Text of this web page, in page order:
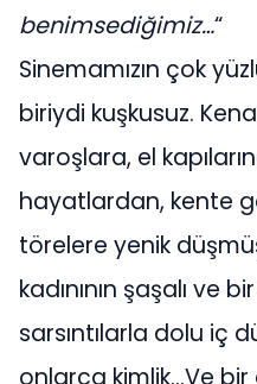
benimsediğimiz…“
Sinemamızın çok
biriydi kuşkusuz.
varoşlara, el
hayatlardan, kente
törelere yenik
kadınının şaşalı ve
sarsıntılarla dolu iç